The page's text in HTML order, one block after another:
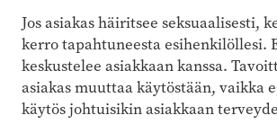
Jos asiakas häiritsee seksuaalisesti,
kerro tapahtuneesta esi­henkilöllesi.
keskustelee asiakkaan kanssa.
asiakas muuttaa käytöstään, vaikka
käytös ­johtuisikin asiakkaan